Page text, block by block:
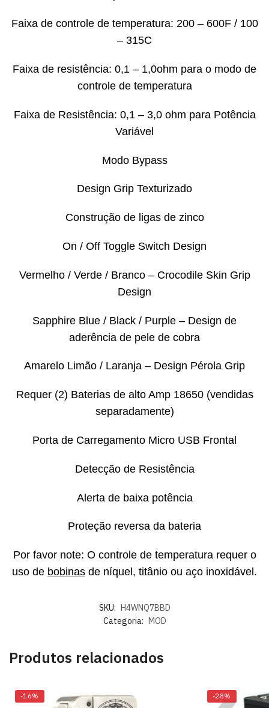
Faixa de controle de temperatura: 200 – 600F / 100
– 315C
Faixa de resistência: 0,1 – 1,0ohm para o modo de
controle de temperatura
Faixa de Resistência: 0,1 – 3,0 ohm para Potência
Variável
Modo Bypass
Design Grip Texturizado
Construção de ligas de zinco
On / Off Toggle Switch Design
Vermelho / Verde / Branco – Crocodile Skin Grip
Design
Sapphire Blue / Black / Purple – Design de
aderência de pele de cobra
Amarelo Limão / Laranja – Design Pérola Grip
Requer (2) Baterias de alto Amp 18650 (vendidas
separadamente)
Porta de Carregamento Micro USB Frontal
Detecção de Resistência
Alerta de baixa potência
Proteção reversa da bateria
Por favor note: O controle de temperatura requer o
uso de bobinas de níquel, titânio ou aço inoxidável.
SKU: H4WNQ7BBD
Categoria: MOD
Produtos relacionados
-16% -28%